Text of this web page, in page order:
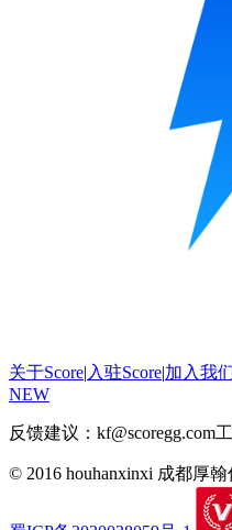
关于Score| 入驻Score|加入我
NEW
反馈建议：kf@scoregg.com
© 2016 houhanxinxi 成都厚